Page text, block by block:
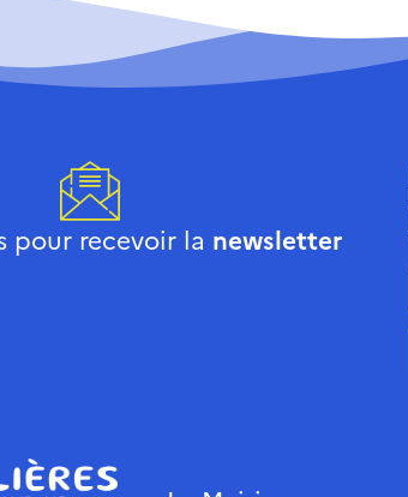
pour recevoir la newsletter